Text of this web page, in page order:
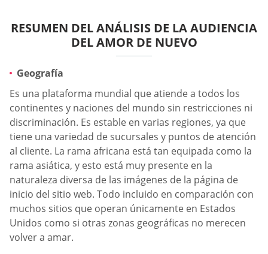
RESUMEN DEL ANÁLISIS DE LA AUDIENCIA
DEL AMOR DE NUEVO
Geografía
Es una plataforma mundial que atiende a todos los
continentes y naciones del mundo sin restricciones ni
discriminación. Es estable en varias regiones, ya que
tiene una variedad de sucursales y puntos de atención
al cliente. La rama africana está tan equipada como la
rama asiática, y esto está muy presente en la
naturaleza diversa de las imágenes de la página de
inicio del sitio web. Todo incluido en comparación con
muchos sitios que operan únicamente en Estados
Unidos como si otras zonas geográficas no merecen
volver a amar.